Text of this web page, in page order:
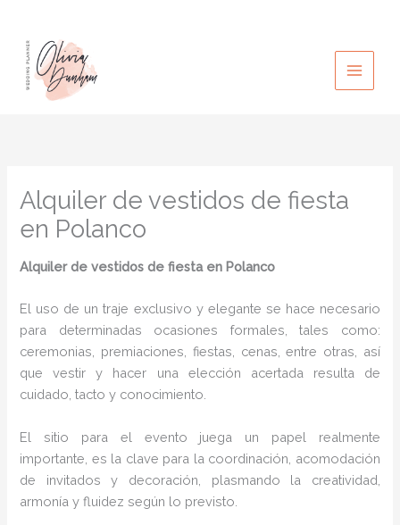
contenido
Alquiler de vestidos de fiesta
en Polanco
Alquiler de vestidos de fiesta en Polanco
El uso de un traje exclusivo y elegante se hace necesario
para determinadas ocasiones formales, tales como:
ceremonias, premiaciones, fiestas, cenas, entre otras, así
que vestir y hacer una elección acertada resulta de
cuidado, tacto y conocimiento.
El sitio para el evento juega un papel realmente
importante, es la clave para la coordinación, acomodación
de invitados y decoración, plasmando la creatividad,
armonía y fluidez según lo previsto.